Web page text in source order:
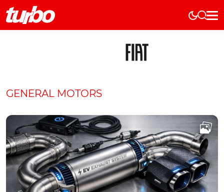
Elétricos
Técnica
Testes
Marcas
Comerciais
Curiosidades
Elétricos
Técnica
GENERAL MOTORS